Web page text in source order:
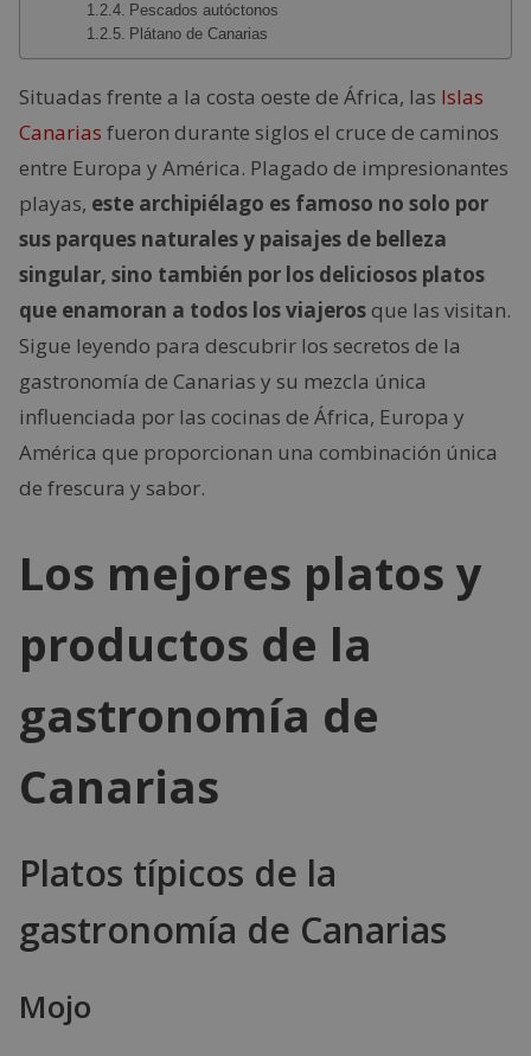
Pescados autóctonos
Plátano de Canarias
Situadas frente a la costa oeste de África, las Islas
Canarias fueron durante siglos el cruce de caminos
entre Europa y América. Plagado de impresionantes
playas, este archipiélago es famoso no solo por
sus parques naturales y paisajes de belleza
singular, sino también por los deliciosos platos
que enamoran a todos los viajerosque las visitan.
Sigue leyendo para descubrir los secretos de la
gastronomía de Canarias y su mezcla única
influenciada por las cocinas de África, Europa y
América que proporcionan una combinación única
de frescura y sabor.
Los mejores platos y
productos de la
gastronomía de
Canarias
Platos típicos de la
gastronomía de Canarias
Mojo